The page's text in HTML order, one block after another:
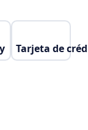
Tarjeta de